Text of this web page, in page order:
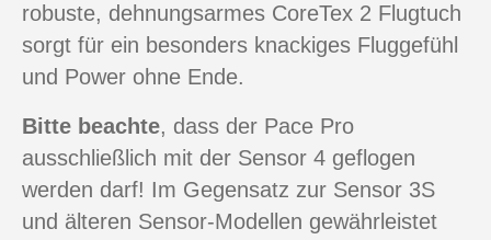
robuste, dehnungsarmes CoreTex 2 Flugtuch
sorgt für ein besonders knackiges Fluggefühl
und Power ohne Ende.
Bitte beachte, dass der Pace Pro
ausschließlich mit der Sensor 4 geflogen
werden darf! Im Gegensatz zur Sensor 3S
und älteren Sensor-Modellen gewährleistet